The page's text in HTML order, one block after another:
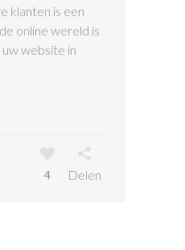
klanten is een
online wereld is
website in
4 Delen